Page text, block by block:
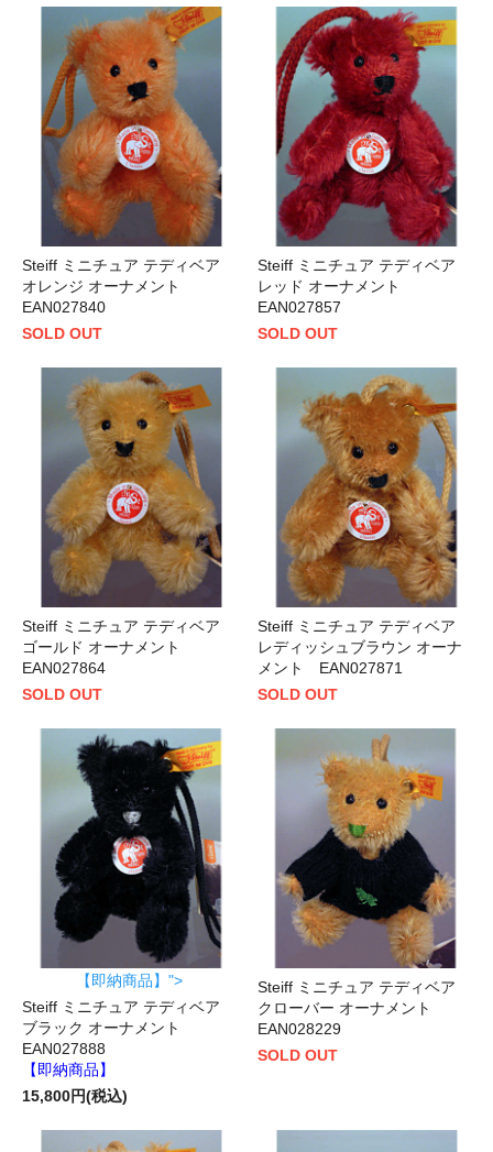
Steiff ミニチュア テディベア
オレンジ オーナメント
EAN027840
SOLD OUT
Steiff ミニチュア テディベア
レッド オーナメント
EAN027857
SOLD OUT
Steiff ミニチュア テディベア
ゴールド オーナメント
EAN027864
SOLD OUT
Steiff ミニチュア テディベア
レディッシュブラウン オーナ
メント EAN027871
SOLD OUT
【即納商品】">
Steiff ミニチュア テディベア
ブラック オーナメント
EAN027888
【即納商品】
15,800円(税込)
Steiff ミニチュア テディベア
クローバー オーナメント
EAN028229
SOLD OUT